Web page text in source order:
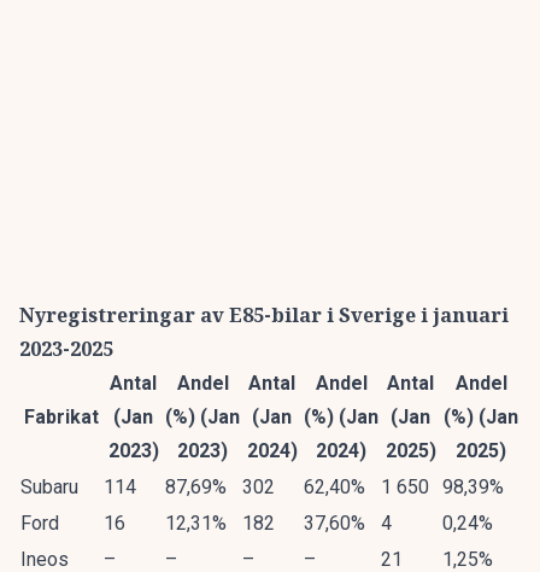
Nyregistreringar av E85-bilar i Sverige i januari
2023-2025
Fabrikat
Antal
(Jan
2023)
Andel
(%) (Jan
2023)
Antal
(Jan
2024)
Andel
(%) (Jan
2024)
Antal
(Jan
2025)
Andel
(%) (Jan
2025)
Subaru
114 87,69% 302 62,40% 1 650 98,39%
Ford
16 12,31% 182 37,60% 4
0,24%
Ineos
– – – – 21
1,25%